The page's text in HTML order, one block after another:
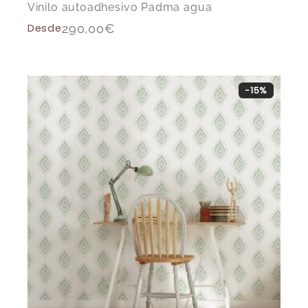
Vinilo autoadhesivo Padma agua
Desde290,00€
-15%